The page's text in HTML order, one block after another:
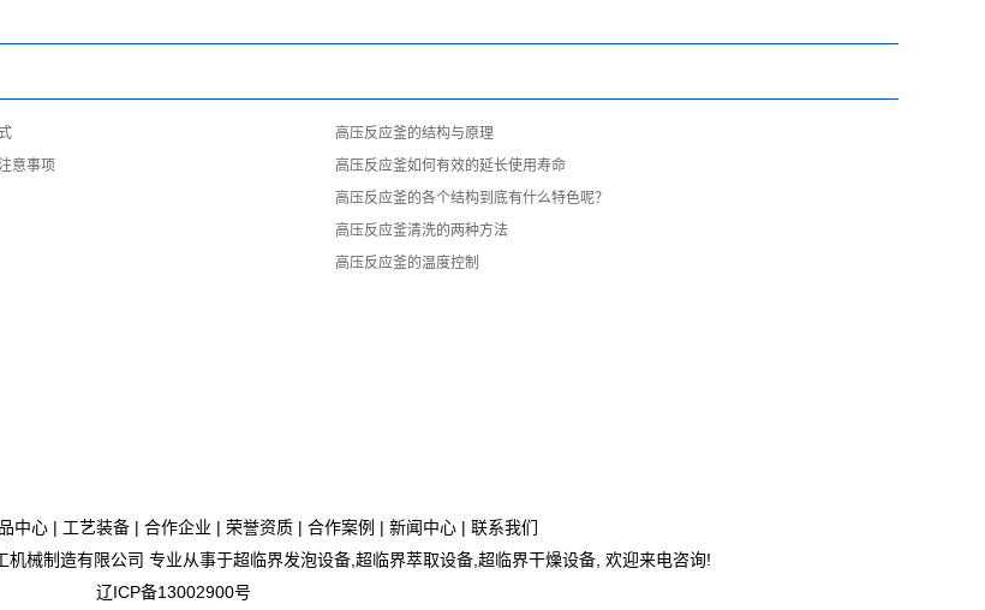
高压反应釜的结构与原理
意事项
高压反应釜如何有效的延长使用寿命
高压反应釜的各个结构到底有什么特色呢？
高压反应釜清洗的两种方法
高压反应釜的温度控制
中心 | 工艺装备 | 合作企业 | 荣誉资质 | 合作案例 | 新闻中心 | 联系我们
械制造有限公司 专业从事于超临界发泡设备, 超临界萃取设备, 超临界干燥设备, 欢迎来电咨询!
辽ICP备13002900号